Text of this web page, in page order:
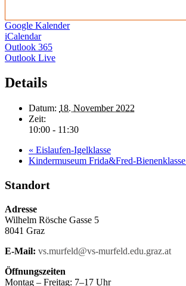
Google Kalender
iCalendar
Outlook 365
Outlook Live
Details
Datum: 18. November 2022
Zeit:
10:00 - 11:30
« Eislaufen-Igelklasse
Kindermuseum Frida&Fred-Bienenklasse
Standort
Adresse
Wilhelm Rösche Gasse 5
8041 Graz
E-Mail: vs.murfeld@vs-murfeld.edu.graz.at
Öffnungszeiten
Montag – Freitag: 7–17 Uhr